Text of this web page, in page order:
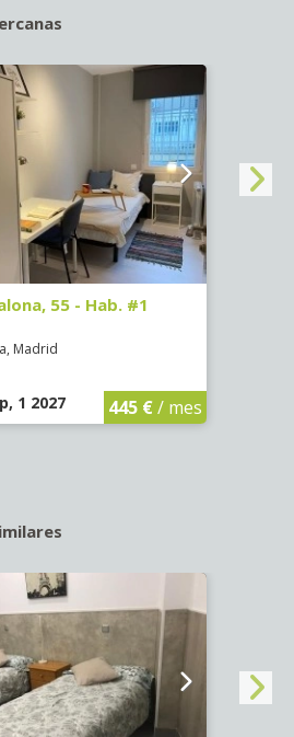
55 - Hab. #1
Madrid
1 2027 445 €/ mes